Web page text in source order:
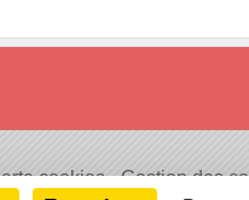
cookies
Gestion des